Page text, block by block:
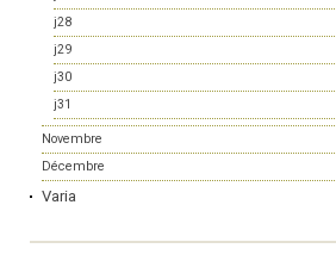
j28
j29
j30
j31
Novembre
Décembre
Varia